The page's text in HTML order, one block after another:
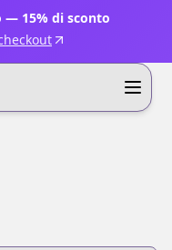
15% di sconto